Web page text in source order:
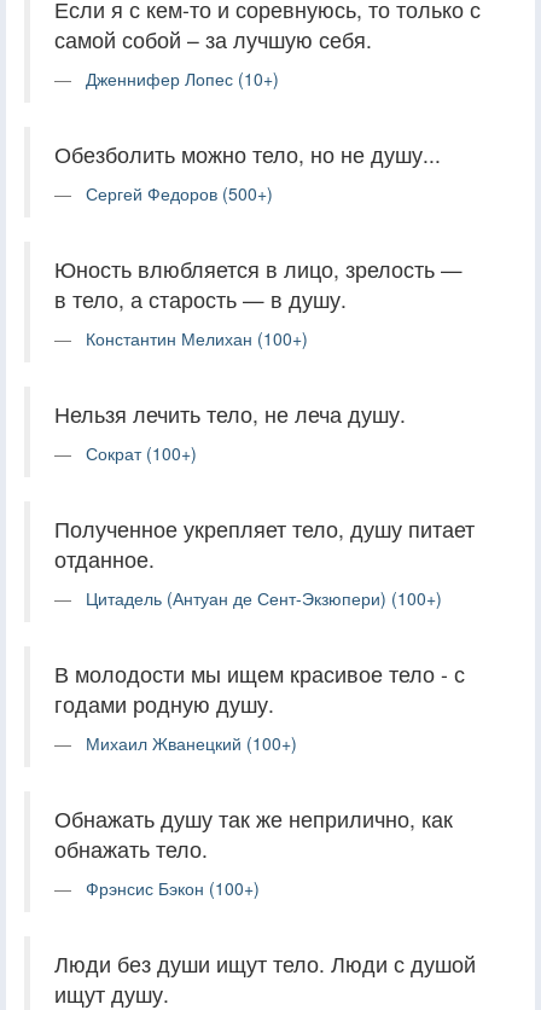
Если я с кем-то и соревнуюсь, то только с
самой собой – за лучшую себя.
Дженнифер Лопес (10+)
Обезболить можно тело, но не душу...
Сергей Федоров (500+)
Юность влюбляется в лицо, зрелость —
в тело, а старость — в душу.
Константин Мелихан (100+)
Нельзя лечить тело, не леча душу.
Сократ (100+)
Полученное укрепляет тело, душу питает
отданное.
Цитадель (Антуан де Сент-Экзюпери) (100+)
В молодости мы ищем красивое тело - с
годами родную душу.
Михаил Жванецкий (100+)
Обнажать душу так же неприлично, как
обнажать тело.
Фрэнсис Бэкон (100+)
Люди без души ищут тело. Люди с душой
ищут душу.